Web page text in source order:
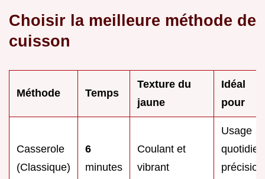
Choisir la meilleure méthode de
cuisson
Méthode Temps
Texture du
jaune
Idéal
pour
Casserole
(Classique)
6
minutes
Coulant et
vibrant
Usage
précision